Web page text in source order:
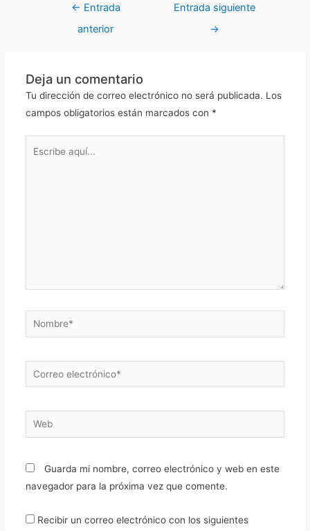
← Entrada
anterior
Entrada siguiente
→
Deja un comentario
Tu dirección de correo electrónico no será publicada. Los
campos obligatorios están marcados con *
Nombre*
Correo
electrónico*
Web
Guarda mi nombre, correo electrónico y web en este
navegador para la próxima vez que comente.
Recibir un correo electrónico con los siguientes